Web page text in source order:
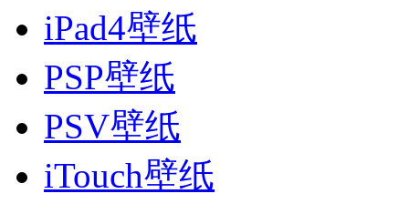
iPad4壁纸
PSP壁纸
PSV壁纸
iTouch壁纸